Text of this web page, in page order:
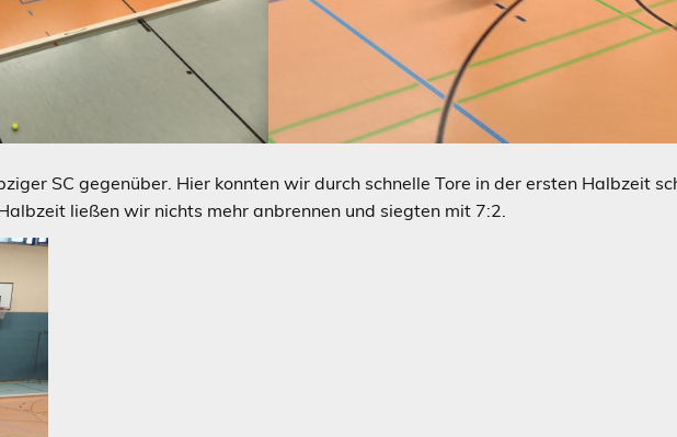
SC gegenüber. Hier konnten wir durch schnelle Tore in der ersten Halbzeit
ließen wir nichts mehr anbrennen und siegten mit 7:2.